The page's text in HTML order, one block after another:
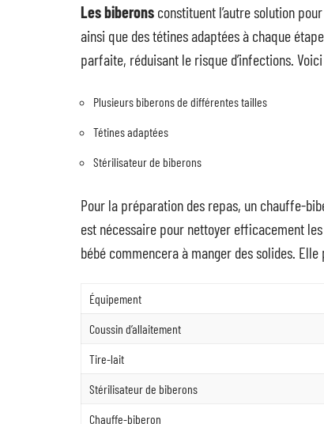
Les biberons constituent l’autre solution
ainsi que des tétines adaptées à chaque
parfaite, réduisant le risque d’infections.
Plusieurs biberons de différentes tailles
Tétines adaptées
Stérilisateur de biberons
Pour la préparation des repas, un chauffe-
est nécessaire pour nettoyer efficacement
bébé commencera à manger des solides.
Équipement
Coussin d’allaitement
Tire-lait
Stérilisateur de biberons
Chauffe-biberon